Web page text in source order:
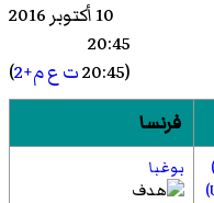
10 أكتوبر 2016
20:45
(20:45
ت ع م+2 )
فرنسا
بوغبا